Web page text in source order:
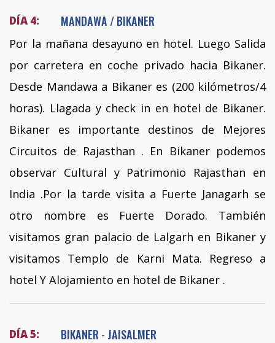
DÍA 4: MANDAWA / BIKANER
Por la mañana desayuno en hotel. Luego Salida
por carretera en coche privado hacia Bikaner.
Desde Mandawa a Bikaner es (200 kilómetros/4
horas). Llagada y check in en hotel de Bikaner.
Bikaner es importante destinos de Mejores
Circuitos de Rajasthan . En Bikaner podemos
observar Cultural y Patrimonio Rajasthan en
India .Por la tarde visita a Fuerte Janagarh se
otro nombre es Fuerte Dorado. También
visitamos gran palacio de Lalgarh en Bikaner y
visitamos Templo de Karni Mata. Regreso a
hotel Y Alojamiento en hotel de Bikaner .
DÍA 5: BIKANER - JAISALMER